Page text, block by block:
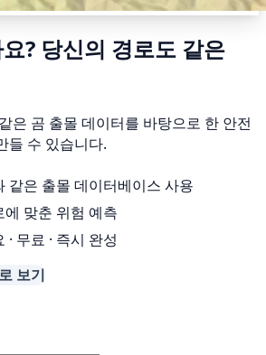
? 당신의 경로도 같은
은 곰 출몰 데이터를 바탕으로 한 안전
들 수 있습니다.
같은 출몰 데이터베이스 사용
에 맞춘 위험 예측
· 무료 · 즉시 완성
보기